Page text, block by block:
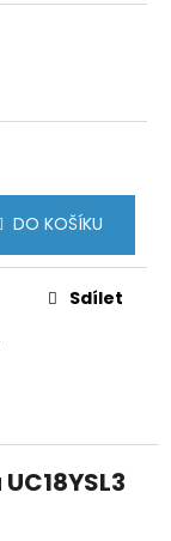
DO KOŠÍKU
Sdílet